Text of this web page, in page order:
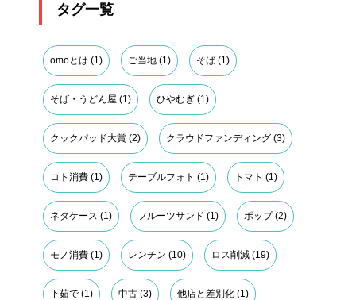
タグ一覧
omoとは (1) ご当地 (1) そば (1)
そば・うどん屋 (1) ひやむぎ (1)
クックパッド大賞 (2) クラウドファンディング (3)
コト消費 (1) テーブルフォト (1) トマト (1)
ネタケース (1) フルーツサンド (1) ポップ(2)
モノ消費 (1) レンチン (10) ロス削減 (19)
下茹で (1) 中古 (3) 他店と差別化 (1)